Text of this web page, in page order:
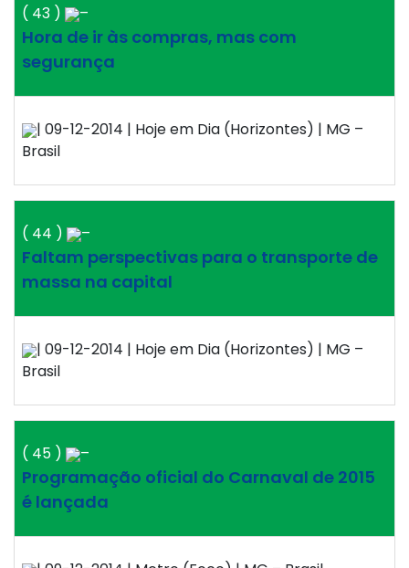
( 43 ) –
Hora de ir às compras, mas com
segurança
| 09-12-2014 | Hoje em Dia (Horizontes) | MG –
Brasil
( 44 ) –
Faltam perspectivas para o transporte de
massa na capital
| 09-12-2014 | Hoje em Dia (Horizontes) | MG –
Brasil
( 45 ) –
Programação oficial do Carnaval de 2015
é lançada